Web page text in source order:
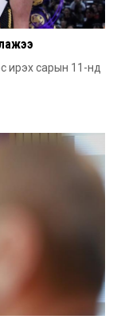
ирэх сарын 11-нд